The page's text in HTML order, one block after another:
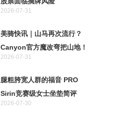
2026-07-31
美骑快讯｜山马再次流行？
Canyon官方魔改弯把山地！
特斯拉首款两轮车居然不是电
2026-07-31
腿粗胯宽人群的福音 PRO
Sirin竞赛级女士坐垫简评
2026-07-30